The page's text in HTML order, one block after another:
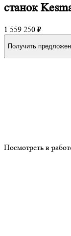
станок
1 559 250 ₽
Получить
Посмотреть в